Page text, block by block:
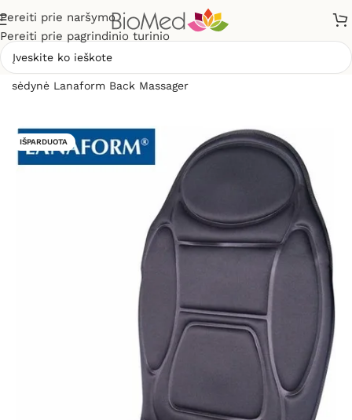
Pereiti prie naršymo
Pereiti prie pagrindinio turinio
sėdynė Lanaform Back Massager
IŠPARDUOTA